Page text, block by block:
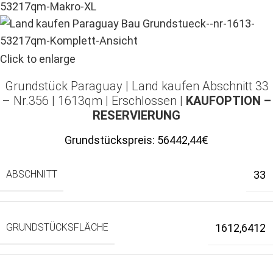
Click to enlarge
Grundstück Paraguay | Land kaufen Abschnitt 33
– Nr.356 | 1613qm | Erschlossen | KAUFOPTION –
RESERVIERUNG
Grundstückspreis: 56442,44€
ABSCHNITT 33
GRUNDSTÜCKSFLÄCHE 1612,6412